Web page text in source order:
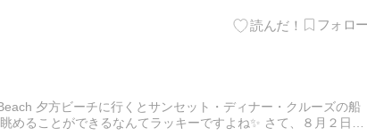
夕方ビーチに行くとサンセット・ディナー・クルーズの船
めることができるなんてラッキーですよね✨ さて、８月２日の